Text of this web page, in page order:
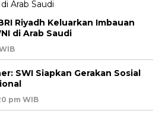
Riyadh Keluarkan Imbauan
di Arab Saudi
SWI Siapkan Gerakan Sosial
pm WIB